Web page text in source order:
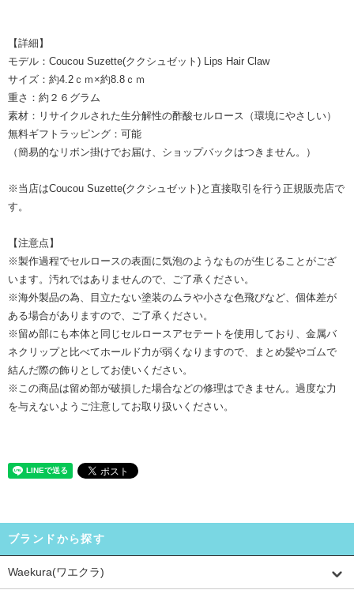
【詳細】
モデル：Coucou Suzette(ククシュゼット) Lips Hair Claw
サイズ：約4.2ｃｍ×約8.8ｃｍ
重さ：約２６グラム
素材：リサイクルされた生分解性の酢酸セルロース（環境にやさしい）
無料ギフトラッピング：可能
（簡易的なリボン掛けでお届け、ショップバックはつきません。）
※当店はCoucou Suzette(ククシュゼット)と直接取引を行う正規販売店で
す。
【注意点】
※製作過程でセルロースの表面に気泡のようなものが生じることがござ
います。汚れではありませんので、ご了承ください。
※海外製品の為、目立たない塗装のムラや小さな色飛びなど、個体差が
ある場合がありますので、ご了承ください。
※留め部にも本体と同じセルロースアセテートを使用しており、金属バ
ネクリップと比べてホールド力が弱くなりますので、まとめ髪やゴムで
結んだ際の飾りとしてお使いください。
※この商品は留め部が破損した場合などの修理はできません。過度な力
を与えないようご注意してお取り扱いください。
ブランドから探す
Waekura(ワエクラ)